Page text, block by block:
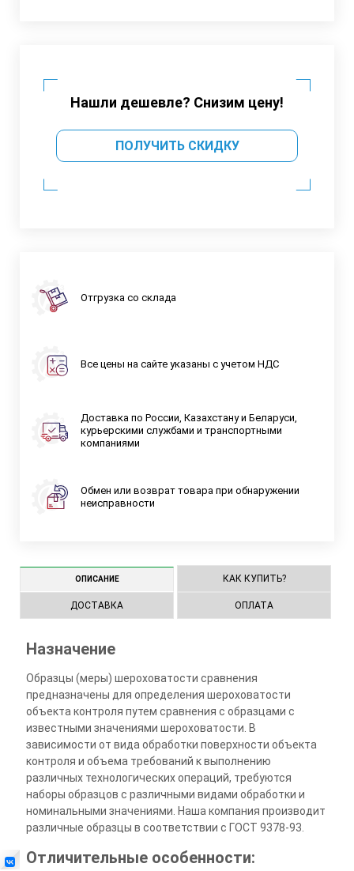
Нашли дешевле? Снизим цену!
ПОЛУЧИТЬ СКИДКУ
Отгрузка со склада
Все цены на сайте указаны с учетом НДС
Доставка по России, Казахстану и Беларуси,
курьерскими службами и транспортными
компаниями
Обмен или возврат товара при обнаружении
неисправности
ОПИСАНИЕ КАК КУПИТЬ?
ДОСТАВКА ОПЛАТА
Назначение
Образцы (меры) шероховатости сравнения
предназначены для определения шероховатости
объекта контроля путем сравнения с образцами с
известными значениями шероховатости. В
зависимости от вида обработки поверхности объекта
контроля и объема требований к выполнению
различных технологических операций, требуются
наборы образцов с различными видами обработки и
номинальными значениями. Наша компания производит
различные образцы в соответствии с ГОСТ 9378-93.
Отличительные особенности: